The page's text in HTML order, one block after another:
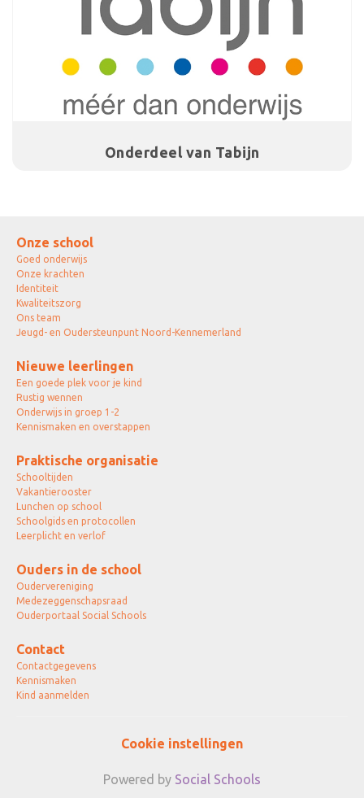
Onderdeel van Tabijn
Onze school
Goed onderwijs
Onze krachten
Identiteit
Kwaliteitszorg
Ons team
Jeugd- en Oudersteunpunt Noord-Kennemerland
Nieuwe leerlingen
Een goede plek voor je kind
Rustig wennen
Onderwijs in groep 1-2
Kennismaken en overstappen
Praktische organisatie
Schooltijden
Vakantierooster
Lunchen op school
Schoolgids en protocollen
Leerplicht en verlof
Ouders in de school
Oudervereniging
Medezeggenschapsraad
Ouderportaal Social Schools
Contact
Contactgegevens
Kennismaken
Kind aanmelden
Cookie instellingen
Powered by Social Schools